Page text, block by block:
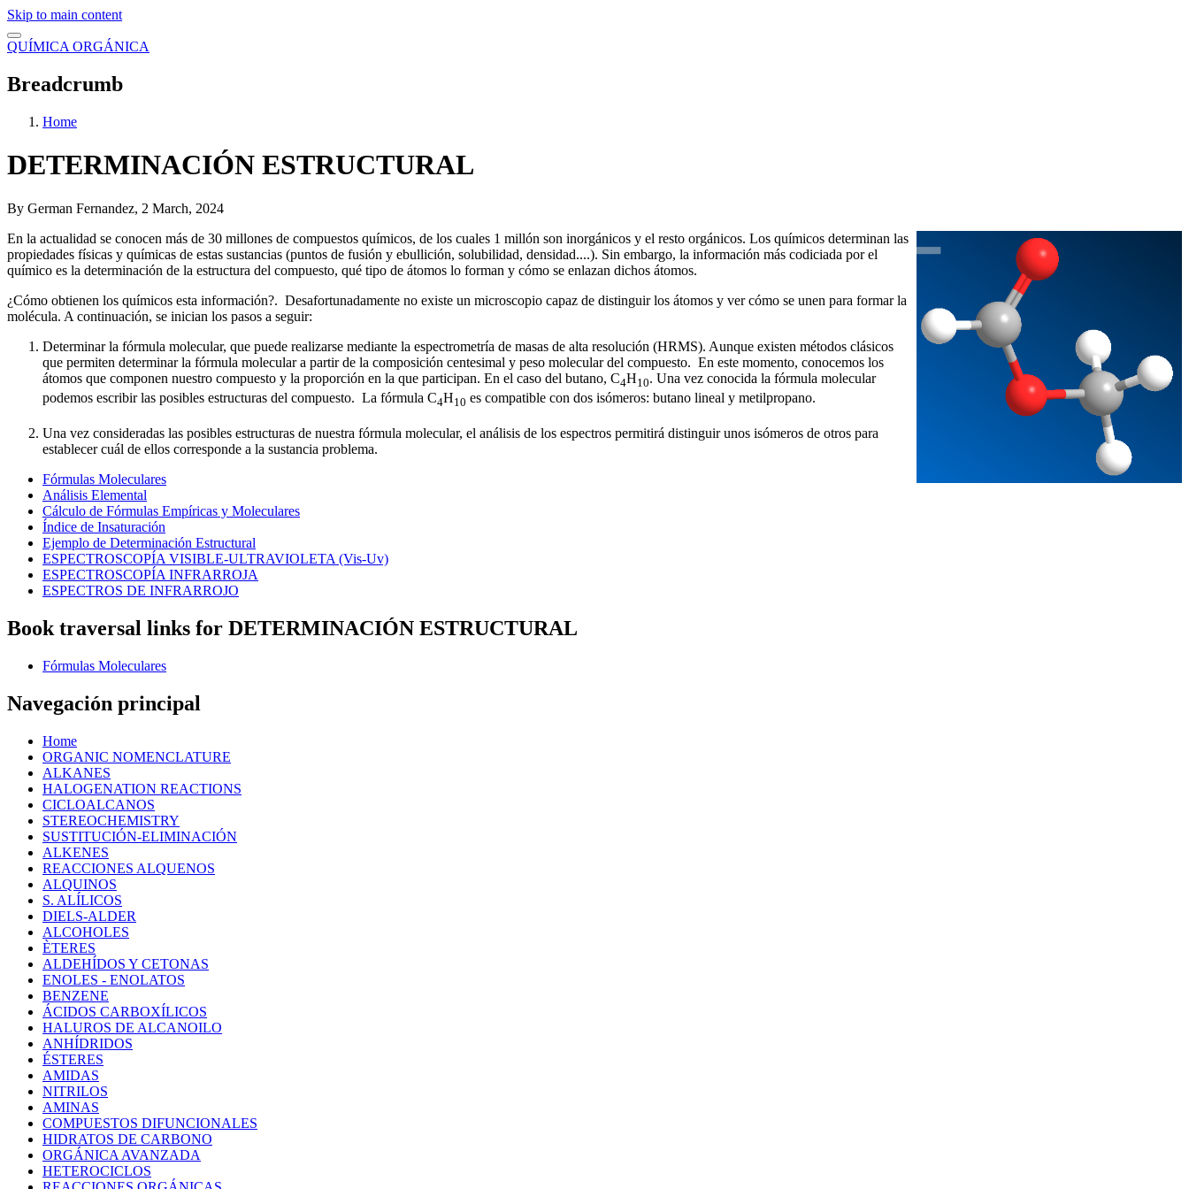
Skip to main content
QUÍMICA ORGÁNICA
Breadcrumb
Home
DETERMINACIÓN ESTRUCTURAL
By German Fernandez, 2 March, 2024
En la actualidad se conocen más de 30 millones de compuestos químicos, de los cuales 1 millón son inorgánicos y el resto orgánicos. Los químicos determinan las
propiedades físicas y químicas de estas sustancias (puntos de fusión y ebullición, solubilidad, densidad....). Sin embargo, la información más codiciada por el
químico es la determinación de la estructura del compuesto, qué tipo de átomos lo forman y cómo se enlazan dichos átomos.
¿Cómo obtienen los químicos esta información?. Desafortunadamente no existe un microscopio capaz de distinguir los átomos y ver cómo se unen para formar la
molécula. A continuación, se inician los pasos a seguir:
Determinar la fórmula molecular, que puede realizarse mediante la espectrometría de masas de alta resolución (HRMS). Aunque existen métodos clásicos
que permiten determinar la fórmula molecular a partir de la composición centesimal y peso molecular del compuesto. En este momento, conocemos los
átomos que componen nuestro compuesto y la proporción en la que participan. En el caso del butano, C4H10. Una vez conocida la fórmula molecular
podemos escribir las posibles estructuras del compuesto. La fórmula C4H10 es compatible con dos isómeros: butano lineal y metilpropano.
Una vez consideradas las posibles estructuras de nuestra fórmula molecular, el análisis de los espectros permitirá distinguir unos isómeros de otros para
establecer cuál de ellos corresponde a la sustancia problema.
Fórmulas Moleculares
Análisis Elemental
Cálculo de Fórmulas Empíricas y Moleculares
Índice de Insaturación
Ejemplo de Determinación Estructural
ESPECTROSCOPÍA VISIBLE-ULTRAVIOLETA (Vis-Uv)
ESPECTROSCOPÍA INFRARROJA
ESPECTROS DE INFRARROJO
Book traversal links for DETERMINACIÓN ESTRUCTURAL
Fórmulas Moleculares
Navegación principal
Home
ORGANIC NOMENCLATURE
ALKANES
HALOGENATION REACTIONS
CICLOALCANOS
STEREOCHEMISTRY
SUSTITUCIÓN-ELIMINACIÓN
ALKENES
REACCIONES ALQUENOS
ALQUINOS
S. ALÍLICOS
DIELS-ALDER
ALCOHOLES
ÈTERES
ALDEHÍDOS Y CETONAS
ENOLES - ENOLATOS
BENZENE
ÁCIDOS CARBOXÍLICOS
HALUROS DE ALCANOILO
ANHÍDRIDOS
ÉSTERES
AMIDAS
NITRILOS
AMINAS
COMPUESTOS DIFUNCIONALES
HIDRATOS DE CARBONO
ORGÁNICA AVANZADA
HETEROCICLOS